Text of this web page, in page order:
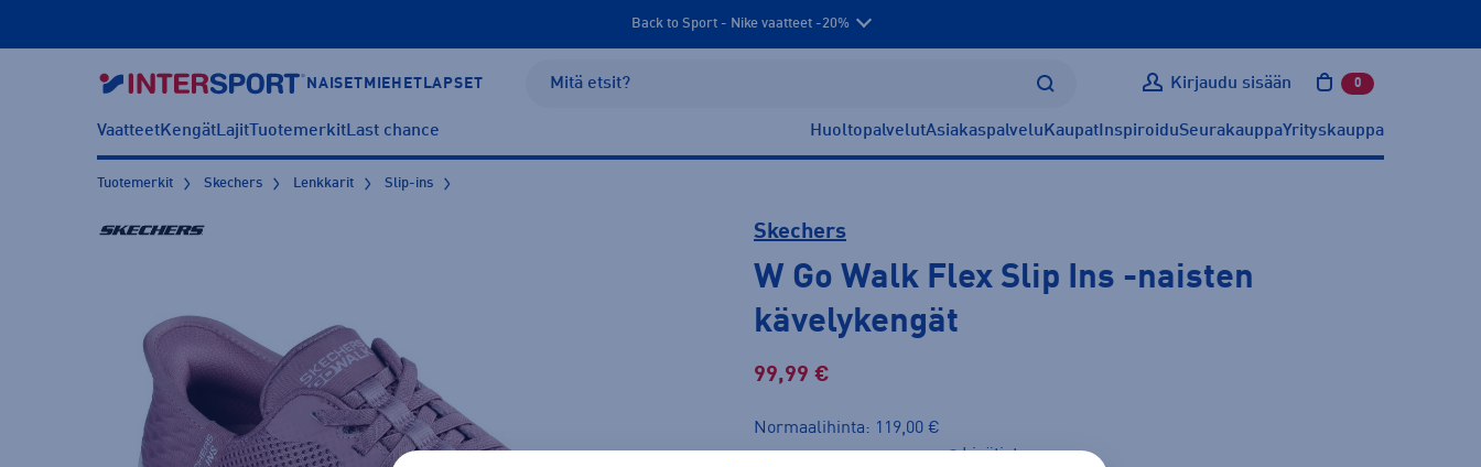
Back to Sport - Nike vaatteet -20%
NAISET MIEHET LAPSET Kirjaudu sisään 0 tuotetta
VaatteetKengätLajitTuotemerkitLast chance HuoltopalvelutAsiakaspalvelu Kaupat InspiroiduSeurakauppaYrityskauppa
Tuotemerkit Skechers Lenkkarit Slip-ins
Skechers
W Go Walk Flex Slip Ins -naisten
kävelykengät
99,99 €
Normaalihinta: 119,00 €
Lisätietoa